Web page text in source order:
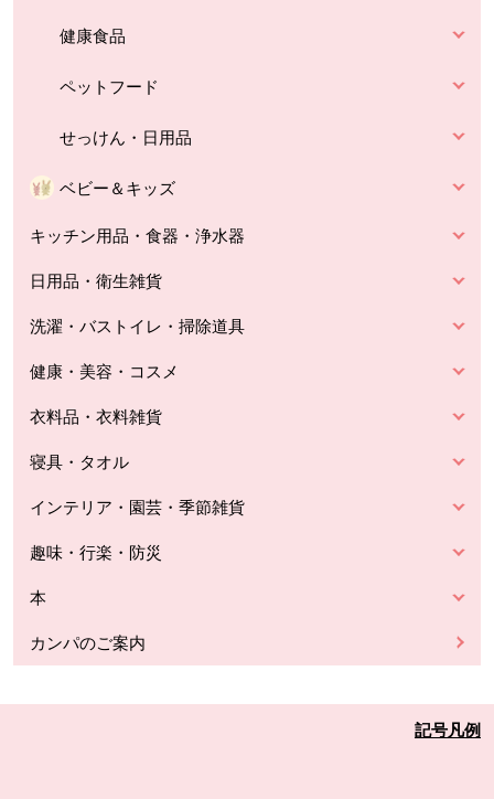
健康食品
ペットフード
せっけん・日用品
ベビー＆キッズ
キッチン用品・食器・浄水器
日用品・衛生雑貨
洗濯・バストイレ・掃除道具
健康・美容・コスメ
衣料品・衣料雑貨
寝具・タオル
インテリア・園芸・季節雑貨
趣味・行楽・防災
本
カンパのご案内
記号凡例